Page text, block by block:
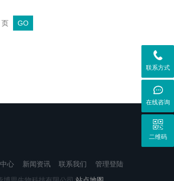
页
心 新闻资讯 联系我们
管理登陆
联系方式
在线咨询
二维码